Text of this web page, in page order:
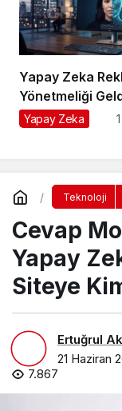
Yapay Zeka
Yönetmeliği
Yapay Zeka
Teknoloji
Cevap
Yapay
Siteye
Ertuğrul
21 Haziran
7.867